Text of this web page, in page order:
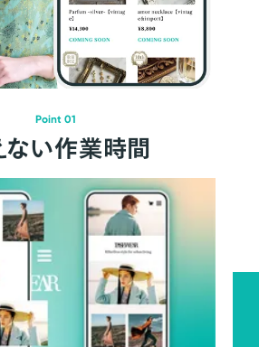
い3つの理由
Point 01
ない作業時間